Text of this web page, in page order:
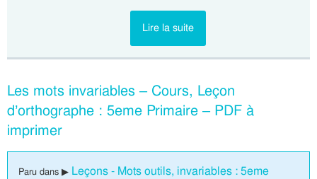
Lire la suite
Les mots invariables – Cours, Leçon
d’orthographe : 5eme Primaire – PDF à
imprimer
Paru dans ▶ Leçons - Mots outils, invariables : 5eme